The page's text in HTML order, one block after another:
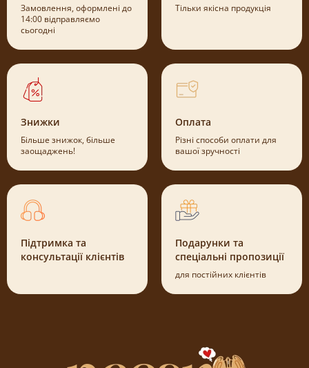
Замовлення, оформлені до
14:00 відправляємо
сьогодні
Тільки якісна продукція
Знижки
Більше знижок, більше
заощаджень!
Оплата
Різні способи оплати для
вашої зручності
Підтримка та
консультації клієнтів
Подарунки та
спеціальні пропозиції
для постійних клієнтів